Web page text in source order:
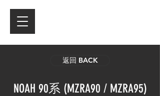
返回 BACK
NOAH 90系 (MZRA90 / MZRA95)